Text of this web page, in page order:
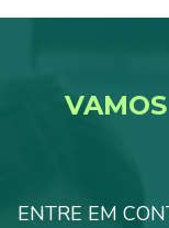
ENTRE EM